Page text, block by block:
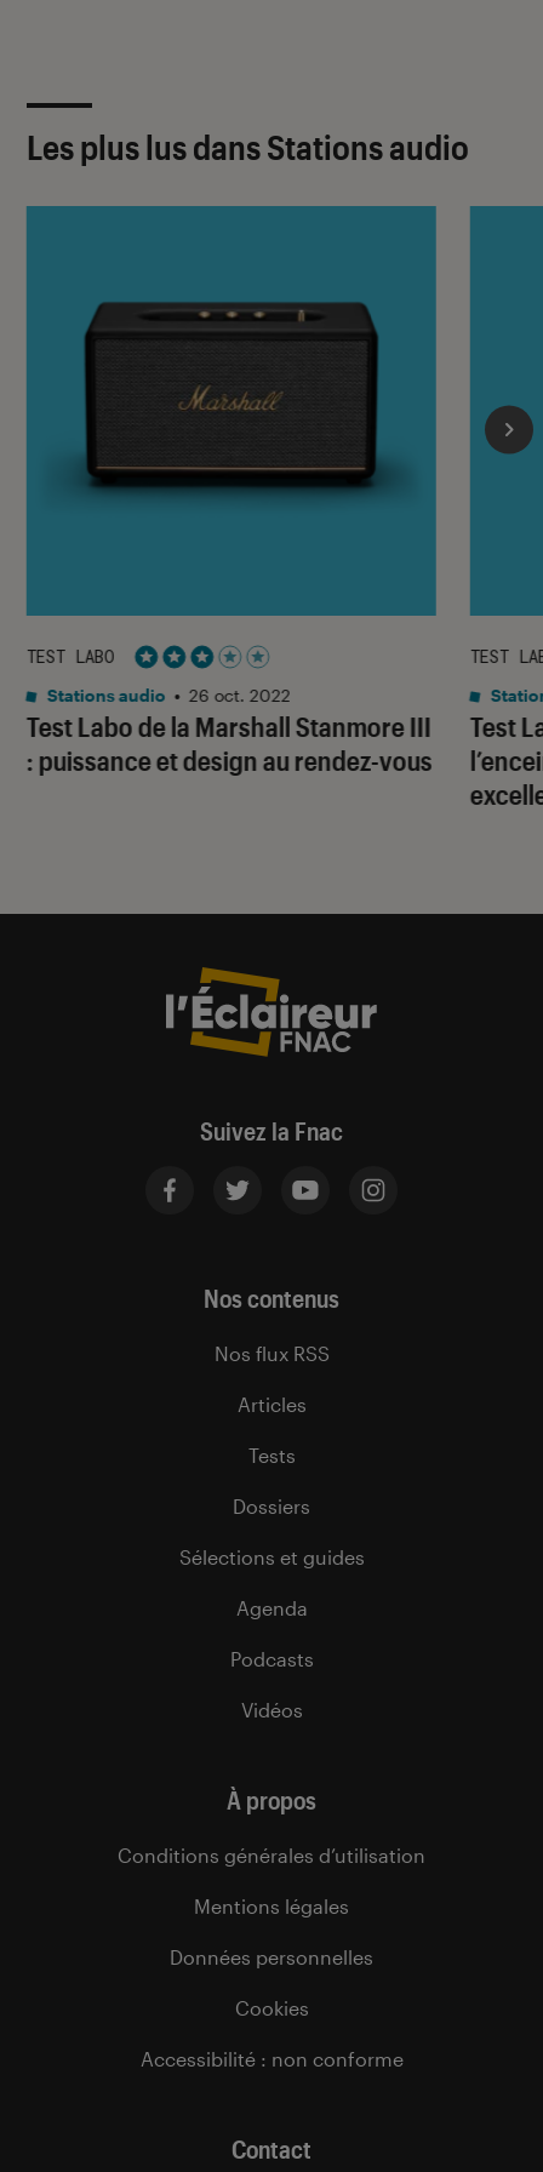
Les plus lus dans Stations audio
Test Labo de la Marshall Stanmore III
: puissance et design au rendez-vous
TEST LABO
Noté 3 étoiles sur 5
Stations audio • 26 oct. 2022
Test
TEST
Suivez la Fnac
Nos contenus
Nos flux RSS
Articles
Tests
Dossiers
Sélections et guides
Agenda
Podcasts
Vidéos
À propos
Conditions générales d’utilisation
Mentions légales
Données personnelles
Cookies
Accessibilité : non conforme
Contact